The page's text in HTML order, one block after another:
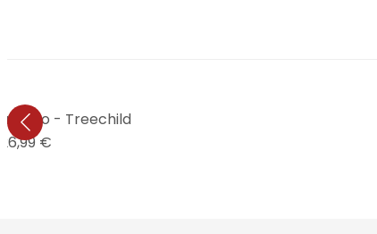
riendo - Treechild
26,99 €